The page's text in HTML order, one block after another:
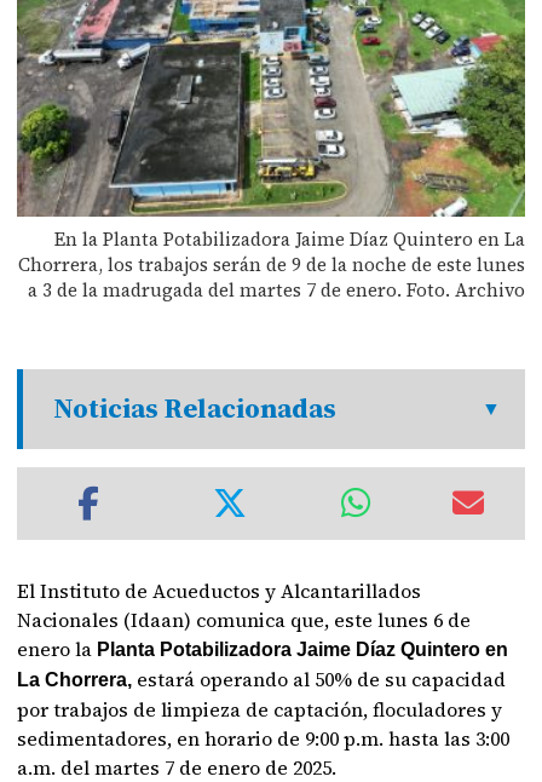
En la Planta Potabilizadora Jaime Díaz Quintero en La
Chorrera, los trabajos serán de 9 de la noche de este lunes
a 3 de la madrugada del martes 7 de enero. Foto. Archivo
Noticias Relacionadas
El Instituto de Acueductos y Alcantarillados
Nacionales (Idaan) comunica que, este lunes 6 de
enero la Planta Potabilizadora Jaime Díaz Quintero en
La Chorrera, estará operando al 50% de su capacidad
por trabajos de limpieza de captación, floculadores y
sedimentadores, en horario de 9:00 p.m. hasta las 3:00
a.m. del martes 7 de enero de 2025.